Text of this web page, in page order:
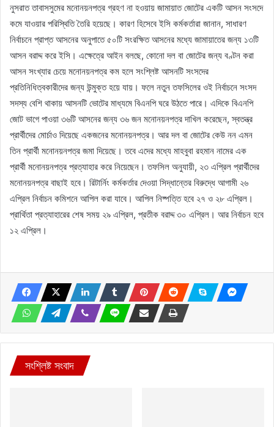
নুসরাত তাবাসসুমের মনোনয়নপত্র গ্রহণ না হওয়ায় জামায়াত জোটের একটি আসন সংসদে
কমে যাওয়ার পরিস্থিতি তৈরি হয়েছে। কারণ হিসেবে ইসি কর্মকর্তারা জানান, সাধারণ
নির্বাচনে প্রাপ্ত আসনের অনুপাতে ৫০টি সংরক্ষিত আসনের মধ্যে জামায়াতের জন্য ১৩টি
আসন বরাদ্দ করে ইসি। এক্ষেত্রে আইন বলছে, কোনো দল বা জোটের জন্য বণ্টন করা
আসন সংখ্যার চেয়ে মনোনয়নপত্র কম হলে সংশ্লিষ্ট আসনটি সংসদের
প্রতিনিধিত্বকারীদের জন্য উন্মুক্ত হয়ে যায়। ফলে নতুন তফসিলের ওই নির্বাচনে সংসদ
সদস্য বেশি থাকায় আসনটি ভোটের মাধ্যমে বিএনপি ঘরে উঠতে পারে। এদিকে বিএনপি
জোট ভাগে পাওয়া ৩৬টি আসনের জন্য ৩৬ জন মনোনয়নপত্র দাখিল করেছেন, স্বতন্ত্র
প্রার্থীদের মোর্চাও দিয়েছে একজনের মনোনয়নপত্র। আর দল বা জোটের কেউ নন এমন
তিন প্রার্থী মনোনয়নপত্র জমা দিয়েছে। তবে এদের মধ্যে মাহবুবা রহমান নামের এক
প্রার্থী মনোনয়নপত্র প্রত্যাহার করে নিয়েছেন। তফসিল অনুযায়ী, ২৩ এপ্রিল প্রার্থীদের
মনোনয়নপত্র বাছাই হবে। রিটার্নিং কর্মকর্তার দেওয়া সিদ্ধান্তের বিরুদ্ধে আগামী ২৬
এপ্রিল নির্বাচন কমিশনে আপিল করা যাবে। আপিল নিষ্পত্তি হবে ২৭ ও ২৮ এপ্রিল।
প্রার্থিতা প্রত্যাহারের শেষ সময় ২৯ এপ্রিল, প্রতীক বরাদ্দ ৩০ এপ্রিল। আর নির্বাচন হবে
১২ এপ্রিল।
সংশ্লিষ্ট সংবাদ